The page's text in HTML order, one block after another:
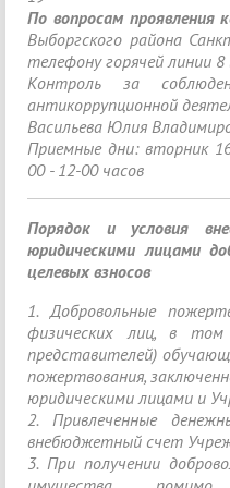
По вопросам
Выборгского района
телефону горячей линии 8
Контроль за
антикоррупционной
Васильева Юлия
Приемные дни: вторник
00 - 12-00 часов
Порядок и условия
юридическими лицами
целевых взносов
1. Добровольные
физических лиц, в том
представителей)
пожертвования,
юридическими лицами и
2. Привлеченные
внебюджетный счет
3. При получении